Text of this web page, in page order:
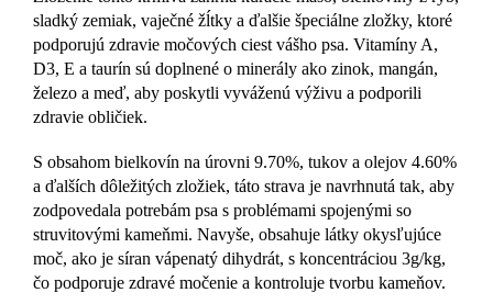
sladký zemiak, vaječné žĺtky a ďalšie špeciálne zložky, ktoré
podporujú zdravie močových ciest vášho psa. Vitamíny A,
D3, E a taurín sú doplnené o minerály ako zinok, mangán,
železo a meď, aby poskytli vyváženú výživu a podporili
zdravie obličiek.
S obsahom bielkovín na úrovni 9.70%, tukov a olejov 4.60%
a ďalších dôležitých zložiek, táto strava je navrhnutá tak, aby
zodpovedala potrebám psa s problémami spojenými so
struvitovými kameňmi. Navyše, obsahuje látky okysľujúce
moč, ako je síran vápenatý dihydrát, s koncentráciou 3g/kg,
čo podporuje zdravé močenie a kontroluje tvorbu kameňov.